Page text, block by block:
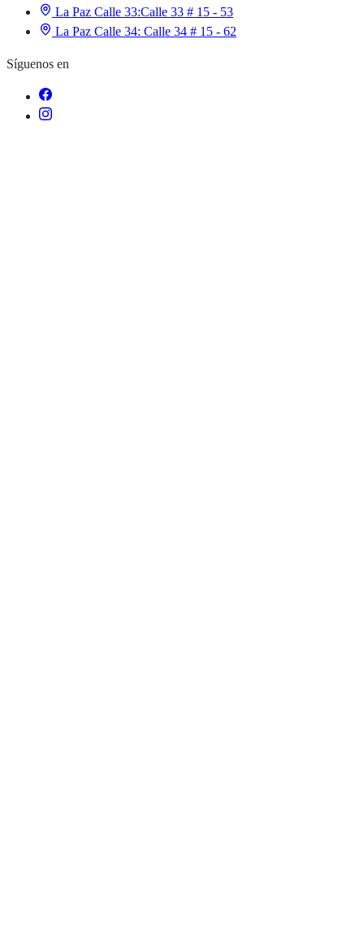
La Paz Calle 33:Calle 33 # 15 - 53
La Paz Calle 34: Calle 34 # 15 - 62
Síguenos en